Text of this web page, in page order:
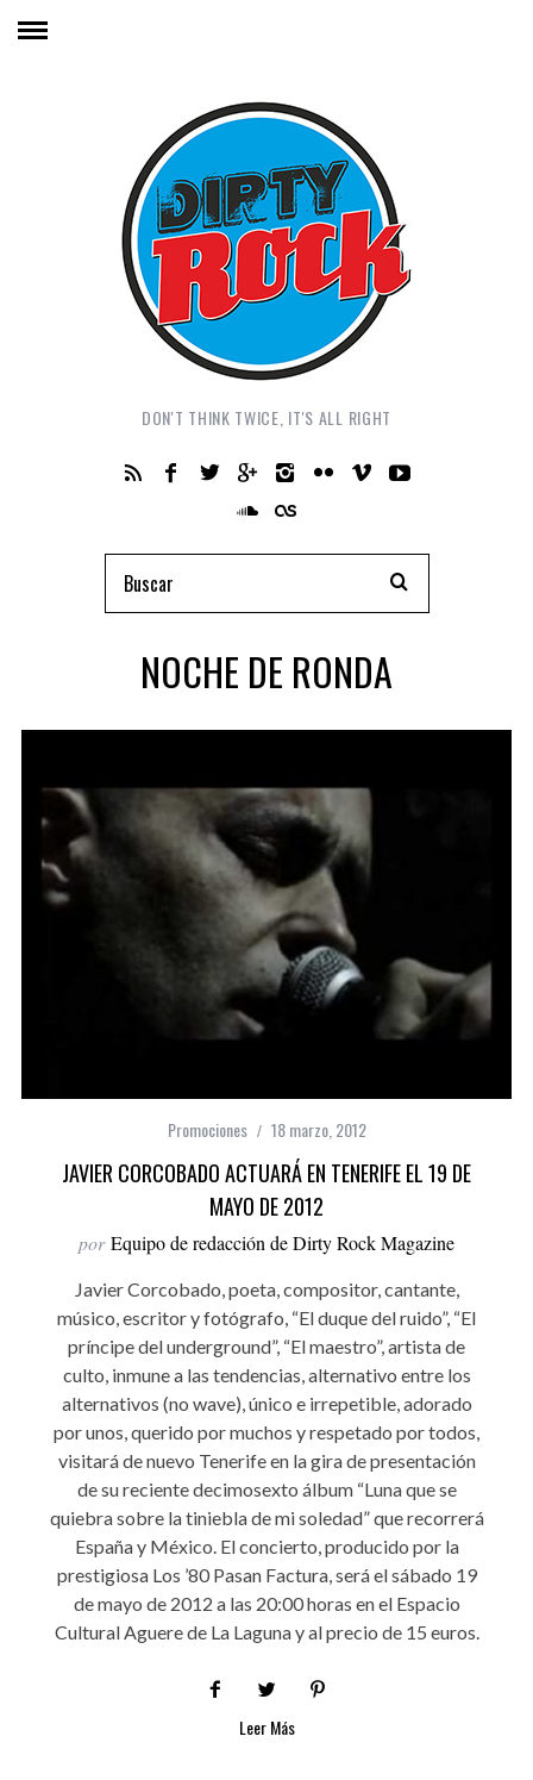
DON'T THINK TWICE, IT'S ALL RIGHT
NOCHE DE RONDA
Promociones 18 marzo, 2012
JAVIER CORCOBADO ACTUARÁ EN TENERIFE EL 19 DE
MAYO DE 2012
por Equipo de redacción de Dirty Rock Magazine
Javier Corcobado, poeta, compositor, cantante,
músico, escritor y fotógrafo, “El duque del ruido”, “El
príncipe del underground”, “El maestro”, artista de
culto, inmune a las tendencias, alternativo entre los
alternativos (no wave), único e irrepetible, adorado
por unos, querido por muchos y respetado por todos,
visitará de nuevo Tenerife en la gira de presentación
de su reciente decimosexto álbum “Luna que se
quiebra sobre la tiniebla de mi soledad” que recorrerá
España y México. El concierto, producido por la
prestigiosa Los ’80 Pasan Factura, será el sábado 19
de mayo de 2012 a las 20:00 horas en el Espacio
Cultural Aguere de La Laguna y al precio de 15 euros.
Leer Más